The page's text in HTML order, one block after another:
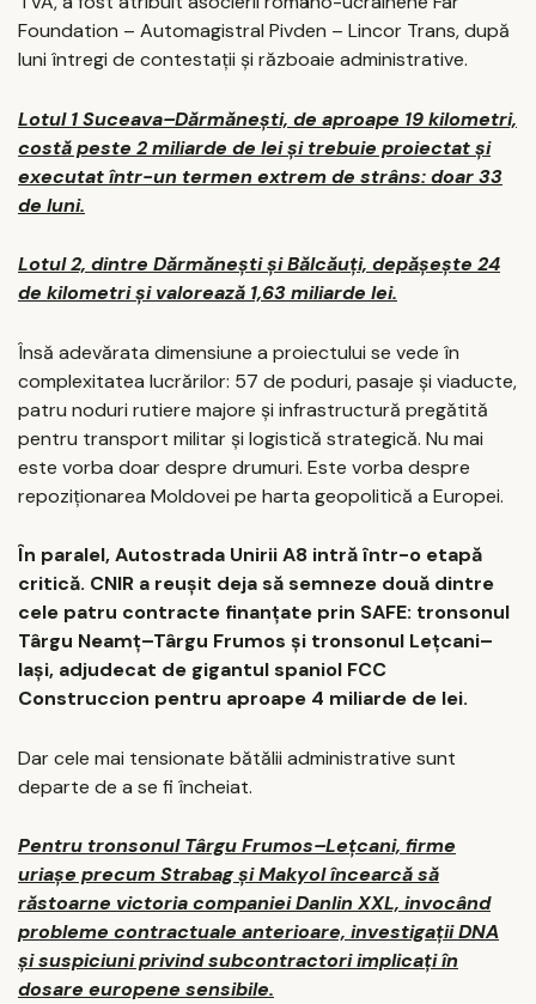
Foundation – Automagistral Pivden – Lincor Trans, după
luni întregi de contestații și războaie administrative.
Lotul 1 Suceava–Dărmănești, de aproape 19 kilometri,
costă peste 2 miliarde de lei și trebuie proiectat și
executat într-un termen extrem de strâns: doar 33
de luni.
Lotul 2, dintre Dărmănești și Bălcăuți, depășește 24
de kilometri și valorează 1,63 miliarde lei.
Însă adevărata dimensiune a proiectului se vede în
complexitatea lucrărilor: 57 de poduri, pasaje și viaducte,
patru noduri rutiere majore și infrastructură pregătită
pentru transport militar și logistică strategică. Nu mai
este vorba doar despre drumuri. Este vorba despre
repoziționarea Moldovei pe harta geopolitică a Europei.
În paralel, Autostrada Unirii A8 intră într-o etapă
critică. CNIR a reușit deja să semneze două dintre
cele patru contracte finanțate prin SAFE: tronsonul
Târgu Neamț–Târgu Frumos și tronsonul Lețcani–
Iași, adjudecat de gigantul spaniol FCC
Construccion pentru aproape 4 miliarde de lei.
Dar cele mai tensionate bătălii administrative sunt
departe de a se fi încheiat.
Pentru tronsonul Târgu Frumos–Lețcani, firme
uriașe precum Strabag și Makyol încearcă să
răstoarne victoria companiei Danlin XXL, invocând
probleme contractuale anterioare, investigații DNA
și suspiciuni privind subcontractori implicați în
dosare europene sensibile.